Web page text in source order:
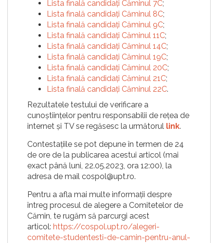
Lista finală candidați Căminul 7C;
Lista finală candidați Căminul 8C;
Lista finală candidați Căminul 9C;
Lista finală candidați Căminul 11C;
Lista finală candidați Căminul 14C;
Lista finală candidați Căminul 19C;
Lista finală candidați Căminul 20C;
Lista finală candidați Căminul 21C;
Lista finală candidați Căminul 22C.
Rezultatele testului de verificare a
cunoștiințelor pentru responsabilii de rețea de
internet și TV se regăsesc la următorul link.
Contestațiile se pot depune în termen de 24
de ore de la publicarea acestui articol (mai
exact până luni, 22.05.2023, ora 12:00), la
adresa de mail cospol@upt.ro.
Pentru a afla mai multe informații despre
întreg procesul de alegere a Comitetelor de
Cămin, te rugăm să parcurgi acest
articol: https://cospol.upt.ro/alegeri-
comitete-studentesti-de-camin-pentru-anul-